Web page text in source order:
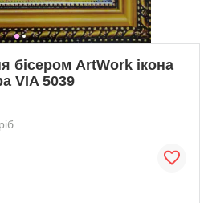
бісером ArtWork ікона
VIA 5039